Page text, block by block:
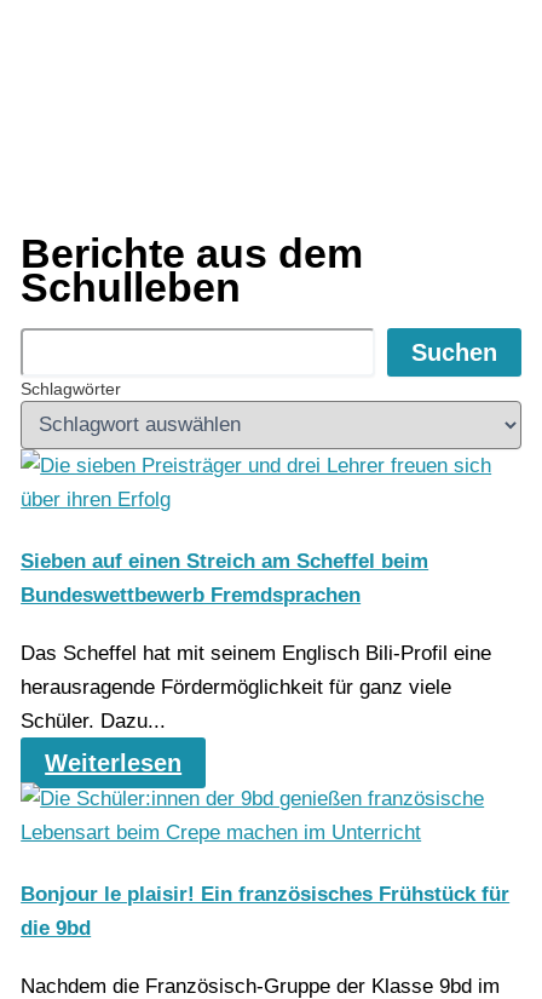
Berichte aus dem
Schulleben
Suchen
Schlagwörter
Sieben auf einen Streich am Scheffel beim
Bundeswettbewerb Fremdsprachen
Das Scheffel hat mit seinem Englisch Bili-Profil eine
herausragende Fördermöglichkeit für ganz viele
Schüler. Dazu...
Weiterlesen
Bonjour le plaisir! Ein französisches Frühstück für
die 9bd
Nachdem die Französisch-Gruppe der Klasse 9bd im